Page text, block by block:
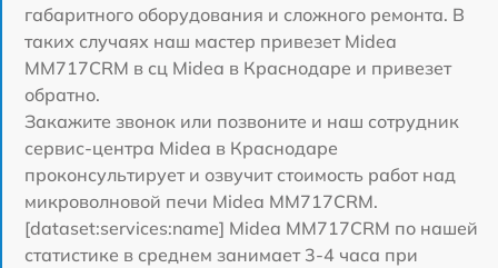
габаритного оборудования и сложного ремонта. В
таких случаях наш мастер привезет Midea
MM717CRM в сц Midea в Краснодаре и привезет
обратно.
Закажите звонок или позвоните и наш сотрудник
сервис-центра Midea в Краснодаре
проконсультирует и озвучит стоимость работ над
микроволновой печи Midea MM717CRM.
[dataset:services:name] Midea MM717CRM по нашей
статистике в среднем занимает 3-4 часа при